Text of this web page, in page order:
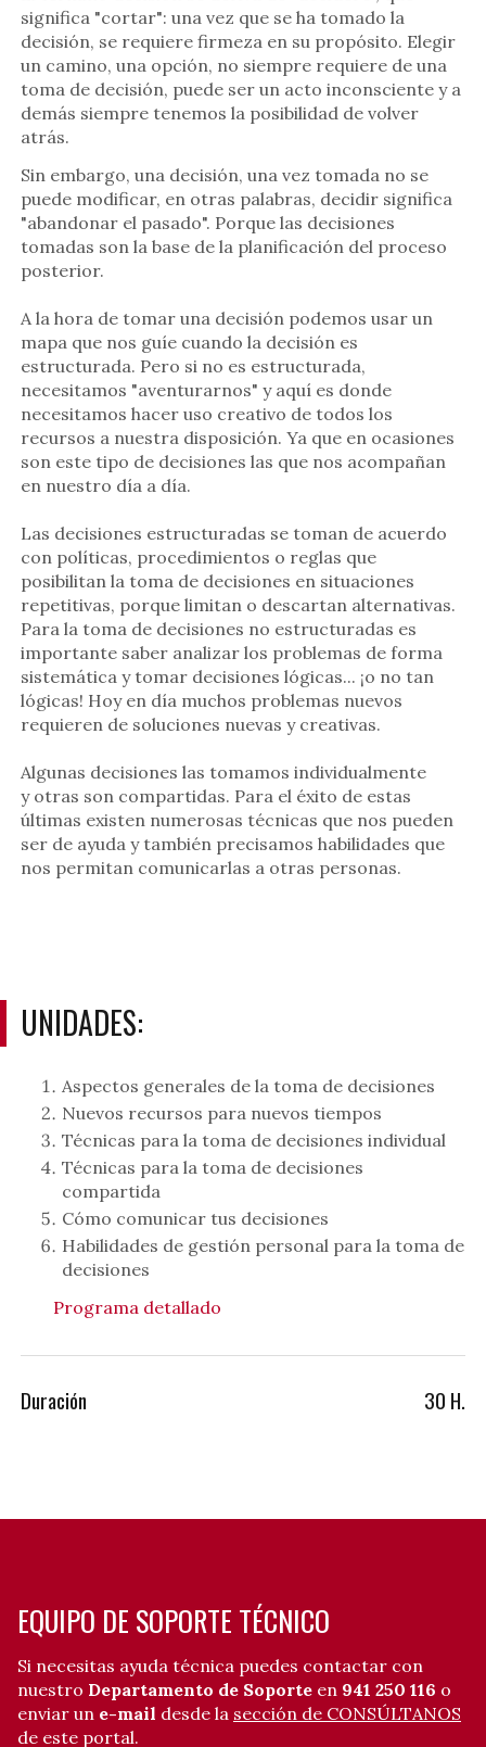
significa "cortar": una vez que se ha tomado la
decisión, se requiere firmeza en su propósito. Elegir
un camino, una opción, no siempre requiere de una
toma de decisión, puede ser un acto inconsciente y a
demás siempre tenemos la posibilidad de volver
atrás.
Sin embargo, una decisión, una vez tomada no se
puede modificar, en otras palabras, decidir significa
"abandonar el pasado". Porque las decisiones
tomadas son la base de la planificación del proceso
posterior.
A la hora de tomar una decisión podemos usar un
mapa que nos guíe cuando la decisión es
estructurada. Pero si no es estructurada,
necesitamos "aventurarnos" y aquí es donde
necesitamos hacer uso creativo de todos los
recursos a nuestra disposición. Ya que en ocasiones
son este tipo de decisiones las que nos acompañan
en nuestro día a día.
Las decisiones estructuradas se toman de acuerdo
con políticas, procedimientos o reglas que
posibilitan la toma de decisiones en situaciones
repetitivas, porque limitan o descartan alternativas.
Para la toma de decisiones no estructuradas es
importante saber analizar los problemas de forma
sistemática y tomar decisiones lógicas... ¡o no tan
lógicas! Hoy en día muchos problemas nuevos
requieren de soluciones nuevas y creativas.
Algunas decisiones las tomamos individualmente
y otras son compartidas. Para el éxito de estas
últimas existen numerosas técnicas que nos pueden
ser de ayuda y también precisamos habilidades que
nos permitan comunicarlas a otras personas.
UNIDADES:
Aspectos generales de la toma de decisiones
Nuevos recursos para nuevos tiempos
Técnicas para la toma de decisiones individual
Técnicas para la toma de decisiones
compartida
Cómo comunicar tus decisiones
Habilidades de gestión personal para la toma de
decisiones
Programa detallado
30 H.
Duración
EQUIPO DE SOPORTE TÉCNICO
Si necesitas ayuda técnica puedes contactar con
nuestro Departamento de Soporte en 941 250 116 o
enviar un e-mail desde la sección de CONSÚLTANOS
de este portal.